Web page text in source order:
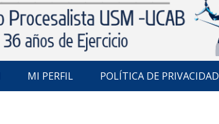
MI PERFIL POLÍTICA DE PRIVACIDAD